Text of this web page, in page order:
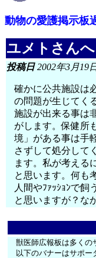
動物の愛護掲示板
ユメトさんへ
投稿日2002年3月19
確かに公共施設は
の問題が生じてく
施設が出来る事は
がします。保健所
境」がある事は手
さずして処分して
ます。私が考える
と思います。何も
人間やﾌｧｯｼｮﾝで飼
と思いますが？な
獣医師広報板は多くの
以下のバナーはサポ